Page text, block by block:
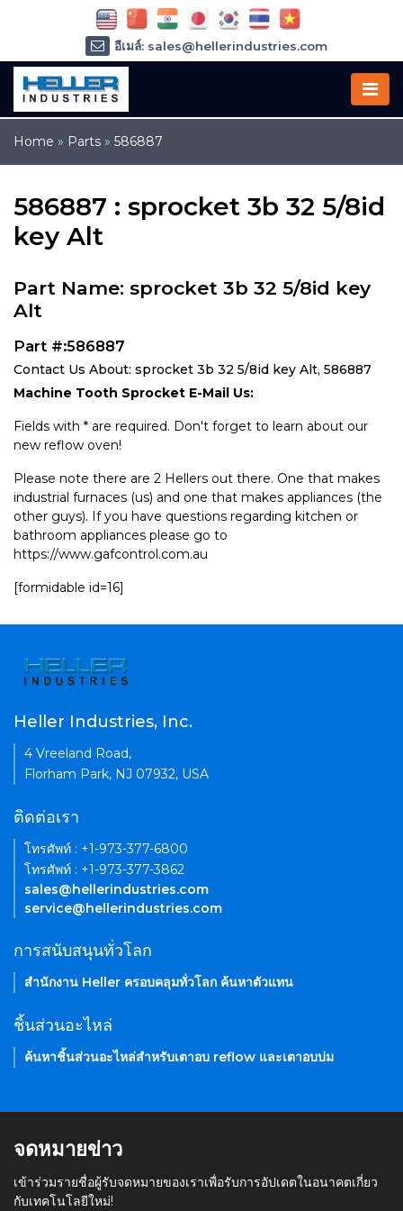
Home » Parts » 586887
586887 : sprocket 3b 32 5/8id
key Alt
Part Name: sprocket 3b 32 5/8id key
Alt
Part #:586887
Contact Us About: sprocket 3b 32 5/8id key Alt, 586887
Machine Tooth Sprocket E-Mail Us:
Fields with * are required. Don't forget to learn about our
new reflow oven!
Please note there are 2 Hellers out there. One that makes
industrial furnaces (us) and one that makes appliances (the
other guys). If you have questions regarding kitchen or
bathroom appliances please go to
https://www.gafcontrol.com.au
[formidable id=16]
อีเมล์: sales@hellerindustries.com
อีเมล์: service@hellerindustries.com
โทรศัพท์ :
Heller Industries, Inc.
4 Vreeland Road,
Florham Park, NJ 07932, USA
ติดต่อเรา
โทรศัพท์ : +1-973-377-6800
โทรศัพท์ : +1-973-377-3862
sales@hellerindustries.com
service@hellerindustries.com
การสนับสนุนทั่วโลก
สำนักงาน Heller ครอบคลุมทั่วโลก ค้นหาตัวแทน
ชิ้นส่วนอะไหล่
ค้นหาชิ้นส่วนอะไหล่สำหรับเตาอบ reflow และเตาอบบ่ม
จดหมายข่าว
เข้าร่วมรายชื่อผู้รับจดหมายของเราเพื่อรับการอัปเดตในอนาคตเกี่ยว
กับเทคโนโลยีใหม่!